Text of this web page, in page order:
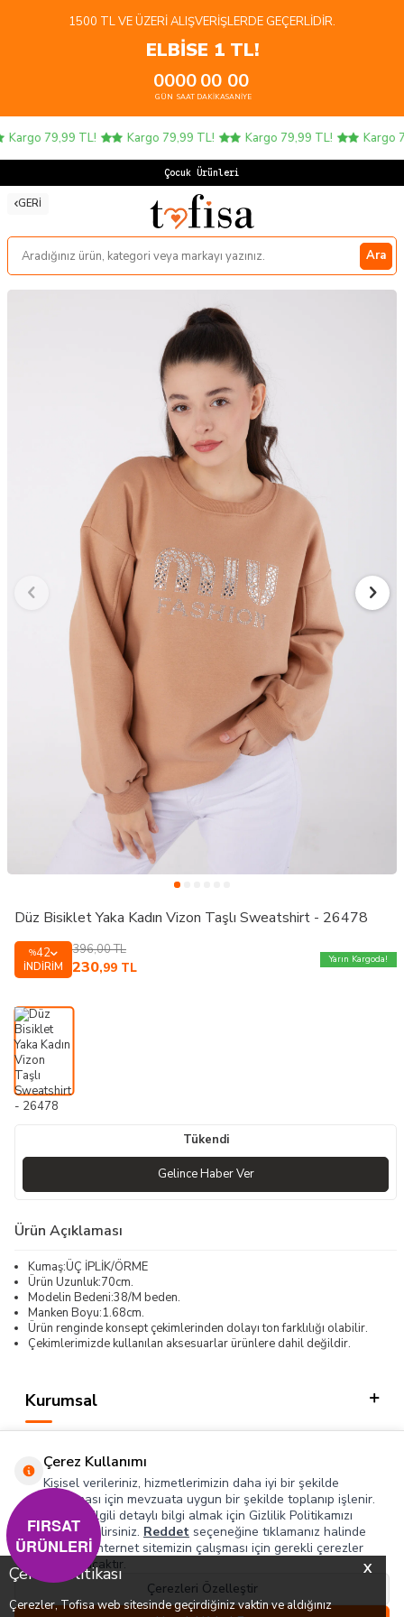
X
Çerez Politikası
Çerezler, Tofisa web sitesinde geçirdiğiniz vaktin ve aldığınız
1500 TL VE ÜZERI ALIŞVERIŞLERDE GEÇERLIDIR.
ELBİSE 1 TL!
00
GÜN
00
SAAT
00
DAKIKA
00
SANIYE
79,99 TL! Kargo 79,99 TL! Kargo 79,99 TL! Kargo
Çocuk Ürünlerind
GERI
Ara
0
Düz Bisiklet Yaka Kadın Vizon Taşlı Sweatshirt - 26478
%42
İNDIRIM
396,00TL
230,99 TL
Yarın Kargoda!
Tükendi
Gelince Haber Ver
Ürün Açıklaması
Kumaş:ÜÇ İPLİK/ÖRME
Ürün Uzunluk:70cm.
Modelin Bedeni:38/M beden.
Manken Boyu:1.68cm.
Ürün renginde konsept çekimlerinden dolayı ton farklılığı olabilir.
Çekimlerimizde kullanılan aksesuarlar ürünlere dahil değildir.
Kurumsal
Hızlı Erişim
Sosyal
Adres & İletişim
Çerez Kullanımı
Kişisel verileriniz, hizmetlerimizin daha iyi bir şekilde
sunulması için mevzuata uygun bir şekilde toplanıp işlenir.
Konuyla ilgili detaylı bilgi almak için Gizlilik Politikamızı
inceleyebilirsiniz. Reddet seçeneğine tıklamanız halinde
yalnızca internet sitemizin çalışması için gerekli çerezler
kullanılacaktır.
Çerezleri Özelleştir
FIRSAT
ÜRÜNLERİ